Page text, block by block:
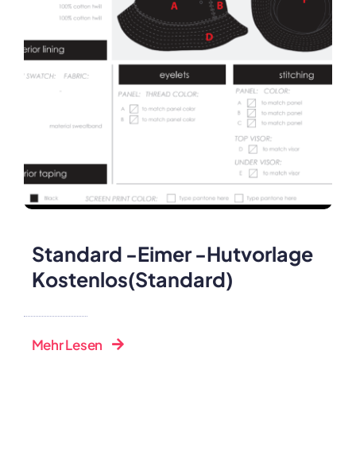
Standard -Eimer -Hutvorlage
Kostenlos(Standard)
Mehr Lesen